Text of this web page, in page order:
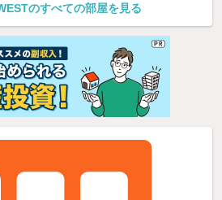
のすべての部屋を見る